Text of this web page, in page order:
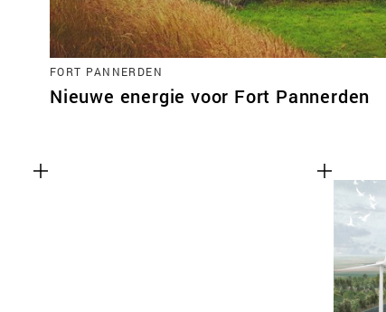
FORT PANNERDEN
Nieuwe energie voor Fort Pannerden